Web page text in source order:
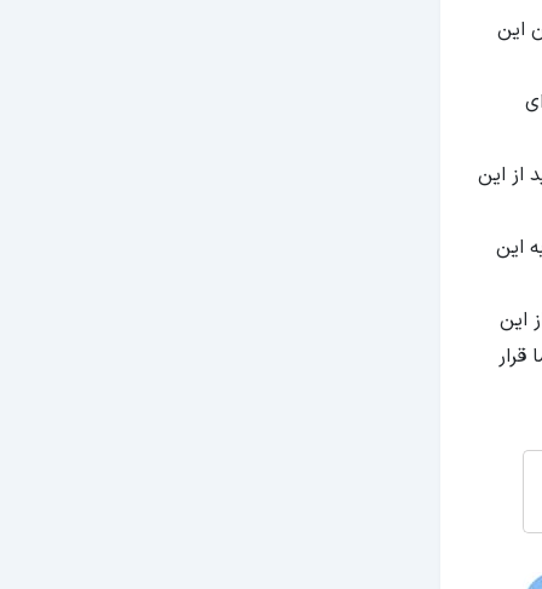
این
از این
این
این